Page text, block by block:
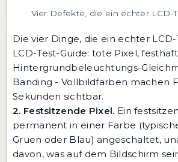
Vier Defekte, die ein echter LCD-
Die vier Dinge, die ein echter
LCD-Test-Guide: tote Pixel,
Hintergrundbeleuchtungs-
Banding - Vollbildfarben machen
Sekunden sichtbar.
2. Festsitzende Pixel. Ein
permanent in einer Farbe
Gruen oder Blau) angeschaltet,
davon, was auf dem Bildschirm